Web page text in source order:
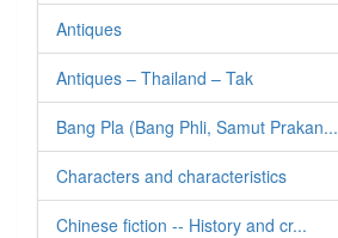
Antiques
Antiques – Thailand – Tak
Bang Pla (Bang Phli, Samut Prakan...
Characters and characteristics
Chinese fiction -- History and cr...